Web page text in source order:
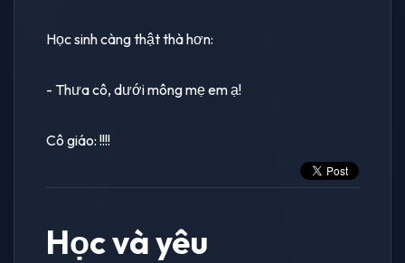
Học sinh càng thật thà hơn:
- Thưa cô, dưới mông mẹ em ạ!
Cô giáo: !!!!
Học và yêu